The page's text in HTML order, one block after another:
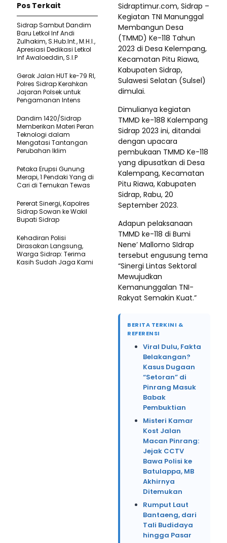
Sidraptimur.com, Sidrap –
Kegiatan TNI Manunggal
Membangun Desa
(TMMD) Ke-118 Tahun
2023 di Desa Kelempang,
Kecamatan Pitu Riawa,
Kabupaten Sidrap,
Sulawesi Selatan (Sulsel)
dimulai.
Dimulianya kegiatan
TMMD ke-188 Kalempang
Sidrap 2023 ini, ditandai
dengan upacara
pembukaan TMMD Ke-118
yang dipusatkan di Desa
Kalempang, Kecamatan
Pitu Riawa, Kabupaten
Sidrap, Rabu, 20
September 2023.
Adapun pelaksanaan
TMMD ke-118 di Bumi
Nene’ Mallomo SIdrap
tersebut engusung tema
“Sinergi Lintas Sektoral
Mewujudkan
Kemanunggalan TNI-
Rakyat Semakin Kuat.”
BERITA TERKINI &
REFERENSI
Viral Dulu, Fakta
Belakangan?
Kasus Dugaan
“Setoran” di
Pinrang Masuk
Babak
Pembuktian
Misteri Kamar
Kost Jalan
Macan Pinrang:
Jejak CCTV
Bawa Polisi ke
Batulappa, MB
Akhirnya
Ditemukan
Rumput Laut
Bantaeng, dari
Tali Budidaya
hingga Pasar
Pos Terkait
Sidrap Sambut Dandim
Baru Letkol Inf Andi
Zulhakim, S.Hub.Int., M.H.I.,
Apresiasi Dedikasi Letkol
Inf Awaloeddin, S.I.P
Gerak Jalan HUT ke-79 RI,
Polres Sidrap Kerahkan
Jajaran Polsek untuk
Pengamanan Intens
Dandim 1420/Sidrap
Memberikan Materi Peran
Teknologi dalam
Mengatasi Tantangan
Perubahan Iklim
Petaka Erupsi Gunung
Merapi, 1 Pendaki Yang di
Cari di Temukan Tewas
Pererat Sinergi, Kapolres
Sidrap Sowan ke Wakil
Bupati Sidrap
Kehadiran Polisi
Dirasakan Langsung,
Warga Sidrap: Terima
Kasih Sudah Jaga Kami